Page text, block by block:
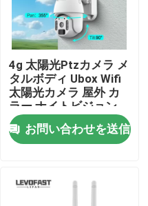
4g 太陽光Ptzカメラ メ
タルボディ Ubox Wifi
太陽光カメラ 屋外 カ
ラー ナイトビジョン
お問い合わせを送信